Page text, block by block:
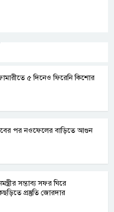
৫ দিনেও ফিরেনি কিশোর
পর নওফেলের বাড়িতে আগুন
সম্ভাব্য সফর ঘিরে
প্রস্তুতি জোরদার